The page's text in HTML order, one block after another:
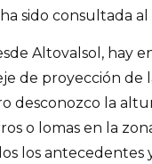
sido consultada
Altovalsol, hay
de proyección de
desconozco la
o lomas en la
los antecedentes